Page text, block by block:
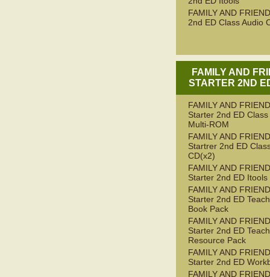
FAMILY AND
2nd ED Class Audio
FAMILY AND
STARTER 2ND
FAMILY AND
Starter 2nd ED
Multi-ROM
FAMILY AND
Startrer 2nd ED
CD(x2)
FAMILY AND
Starter 2nd ED Itools
FAMILY AND
Starter 2nd ED
Book Pack
FAMILY AND
Starter 2nd ED
Resource Pack
FAMILY AND
Starter 2nd ED
FAMILY AND